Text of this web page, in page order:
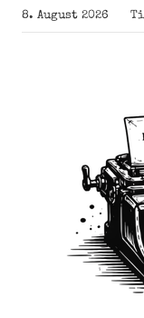
Zum
Inhalt
8. August 2026